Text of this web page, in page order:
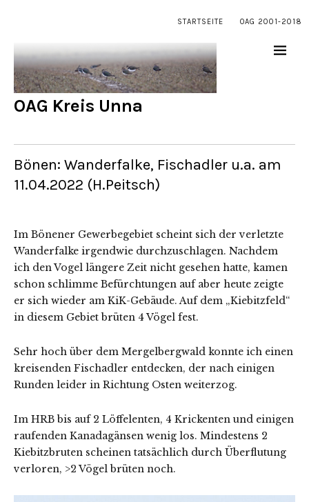
STARTSEITE OAG 2001-2018
OAG Kreis Unna
Bönen: Wanderfalke, Fischadler u.a. am
11.04.2022 (H.Peitsch)
Im Bönener Gewerbegebiet scheint sich der verletzte
Wanderfalke irgendwie durchzuschlagen. Nachdem
ich den Vogel längere Zeit nicht gesehen hatte, kamen
schon schlimme Befürchtungen auf aber heute zeigte
er sich wieder am KiK-Gebäude. Auf dem „Kiebitzfeld“
in diesem Gebiet brüten 4 Vögel fest.
Sehr hoch über dem Mergelbergwald konnte ich einen
kreisenden Fischadler entdecken, der nach einigen
Runden leider in Richtung Osten weiterzog.
Im HRB bis auf 2 Löffelenten, 4 Krickenten und einigen
raufenden Kanadagänsen wenig los. Mindestens 2
Kiebitzbruten scheinen tatsächlich durch Überflutung
verloren, >2 Vögel brüten noch.